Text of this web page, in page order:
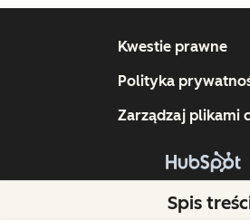
Spis
Copyright © 2026
Kwestie prawne
Polityka
Zarządzaj plikami